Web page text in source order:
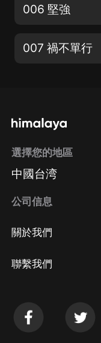
006 堅強
007 禍不單行
選擇您的地區
中國台湾
公司信息
關於我們
聯繫我們